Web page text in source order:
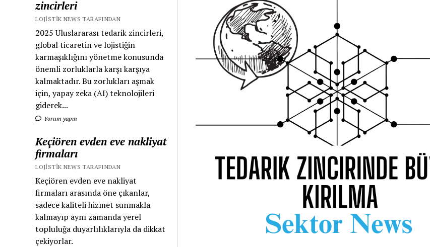
zincirleri
LOJISTIK NEWS TARAFINDAN
2025 Uluslararası tedarik zincirleri,
global ticaretin ve lojistiğin
karmaşıklığını yönetme konusunda
önemli zorluklarla karşı karşıya
kalmaktadır. Bu zorlukları aşmak
için, yapay zeka (AI) teknolojileri
giderek...
Yorum yapın
Keçiören evden eve nakliyat
firmaları
LOJISTIK NEWS TARAFINDAN
Keçiören evden eve nakliyat
firmaları arasında öne çıkanlar,
sadece kaliteli hizmet sunmakla
kalmayıp aynı zamanda yerel
topluluğa duyarlılıklarıyla da dikkat
çekiyorlar.